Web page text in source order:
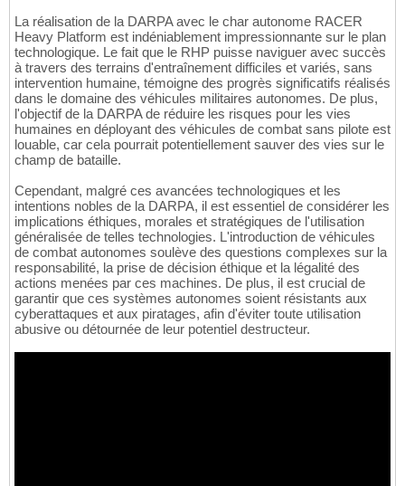
La réalisation de la DARPA avec le char autonome RACER
Heavy Platform est indéniablement impressionnante sur le plan
technologique. Le fait que le RHP puisse naviguer avec succès
à travers des terrains d'entraînement difficiles et variés, sans
intervention humaine, témoigne des progrès significatifs réalisés
dans le domaine des véhicules militaires autonomes. De plus,
l'objectif de la DARPA de réduire les risques pour les vies
humaines en déployant des véhicules de combat sans pilote est
louable, car cela pourrait potentiellement sauver des vies sur le
champ de bataille.
Cependant, malgré ces avancées technologiques et les
intentions nobles de la DARPA, il est essentiel de considérer les
implications éthiques, morales et stratégiques de l'utilisation
généralisée de telles technologies. L'introduction de véhicules
de combat autonomes soulève des questions complexes sur la
responsabilité, la prise de décision éthique et la légalité des
actions menées par ces machines. De plus, il est crucial de
garantir que ces systèmes autonomes soient résistants aux
cyberattaques et aux piratages, afin d'éviter toute utilisation
abusive ou détournée de leur potentiel destructeur.